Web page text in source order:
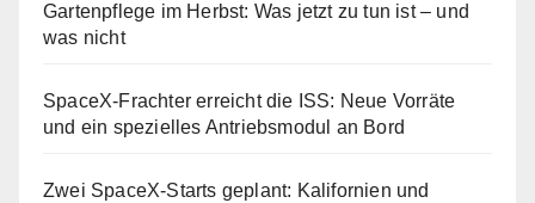
Gartenpflege im Herbst: Was jetzt zu tun ist – und
was nicht
SpaceX-Frachter erreicht die ISS: Neue Vorräte
und ein spezielles Antriebsmodul an Bord
Zwei SpaceX-Starts geplant: Kalifornien und